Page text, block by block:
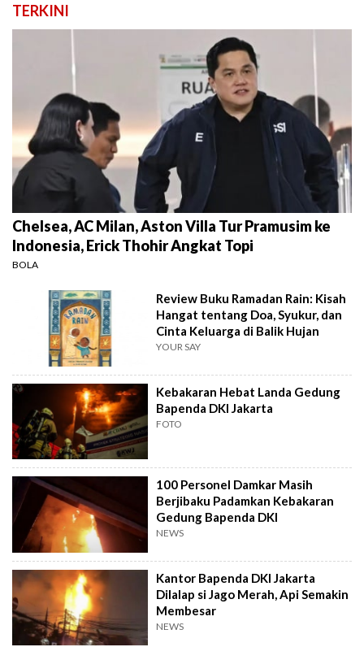
TERKINI
Chelsea, AC Milan, Aston Villa Tur Pramusim ke
Indonesia, Erick Thohir Angkat Topi
BOLA
Review Buku Ramadan Rain: Kisah
Hangat tentang Doa, Syukur, dan
Cinta Keluarga di Balik Hujan
YOUR SAY
Kebakaran Hebat Landa Gedung
Bapenda DKI Jakarta
FOTO
100 Personel Damkar Masih
Berjibaku Padamkan Kebakaran
Gedung Bapenda DKI
NEWS
Kantor Bapenda DKI Jakarta
Dilalap si Jago Merah, Api Semakin
Membesar
NEWS